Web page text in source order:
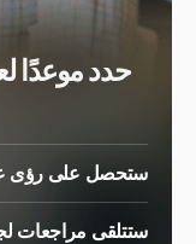
حدد موعدًا
ستحصل على رؤى
ستتلقى مراجعات